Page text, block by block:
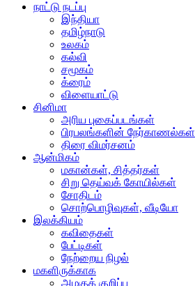
நாட்டு நடப்பு
இந்தியா
தமிழ்நாடு
உலகம்
கல்வி
சமூகம்
க்ரைம்
விளையாட்டு
சினிமா
அரிய புகைப்படங்கள்
பிரபலங்களின் நேர்காணல்கள்
திரை விமர்சனம்
ஆன்மிகம்
மகான்கள், சித்தர்கள்
சிறு தெய்வக் கோயில்கள்
சோதிடம்
சொற்பொழிவுகள், வீடியோ
இலக்கியம்
கவிதைகள்
பேட்டிகள்
நேற்றைய நிழல்
மகளிருக்காக
அழகுக் குறிப்பு